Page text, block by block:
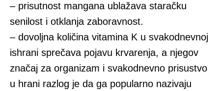
– prisutnost mangana ublažava staračku
senilost i otklanja zaboravnost.
– dovoljna količina vitamina K u svakodnevnoj
ishrani sprečava pojavu krvarenja, a njegov
značaj za organizam i svakodnevno prisustvo
u hrani razlog je da ga popularno nazivaju